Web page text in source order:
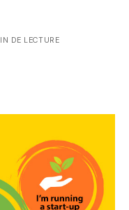
DE LECTURE